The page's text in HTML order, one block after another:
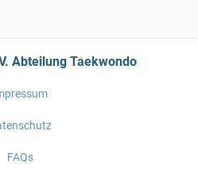
Abteilung Taekwondo
FAQs